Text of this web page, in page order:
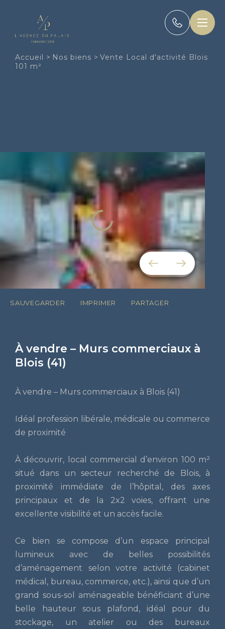
Accueil > Nos biens > Vente Local d'activité Blois
101 m²
SAUVEGARDER IMPRIMER PARTAGER
À vendre – Murs commerciaux à
Blois (41)
À vendre – Murs commerciaux à Blois (41)
Idéal profession libérale, médicale ou commerce
de proximité
À découvrir, local commercial d’environ 100 m²
situé dans un secteur recherché de Blois, à
proximité immédiate de l’hôpital, des axes
principaux et de la 2x2 voies, offrant une
excellente visibilité et un accès facile.
Ce bien se compose d’un espace principal
lumineux avec de belles possibilités
d’aménagement selon votre activité (cabinet
médical, bureau, commerce, etc.), ainsi que d’un
grand sous-sol aménageable bénéficiant d’une
belle hauteur sous plafond, idéal pour du
stockage, un atelier ou des bureaux